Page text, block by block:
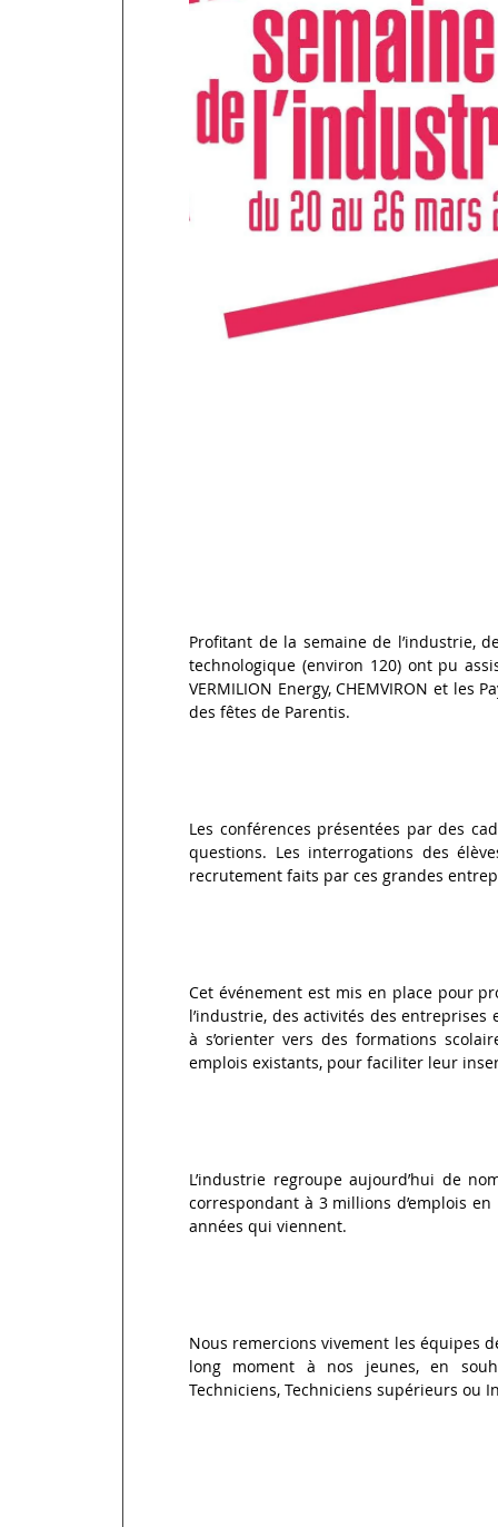
Profitant de la semaine de l’industrie,
technologique (environ 120) ont pu
VERMILION Energy, CHEMVIRON et
des fêtes de Parentis.
Les conférences présentées par des
questions. Les interrogations des
recrutement faits par ces grandes
Cet événement est mis en place pour
l’industrie, des activités des
à s’orienter vers des formations
emplois existants, pour faciliter leur
L’industrie regroupe aujourd’hui de
correspondant à 3 millions d’emplois
années qui viennent.
Nous remercions vivement les équipes
long moment à nos jeunes, en
Techniciens, Techniciens supérieurs ou